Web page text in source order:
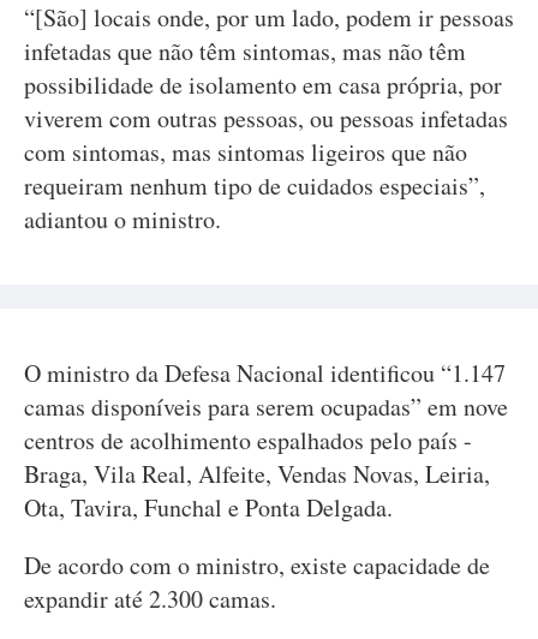
“[São] locais onde, por um lado, podem ir pessoas
infetadas que não têm sintomas, mas não têm
possibilidade de isolamento em casa própria, por
viverem com outras pessoas, ou pessoas infetadas
com sintomas, mas sintomas ligeiros que não
requeiram nenhum tipo de cuidados especiais”,
adiantou o ministro.
O ministro da Defesa Nacional identificou “1.147
camas disponíveis para serem ocupadas” em nove
centros de acolhimento espalhados pelo país -
Braga, Vila Real, Alfeite, Vendas Novas, Leiria,
Ota, Tavira, Funchal e Ponta Delgada.
De acordo com o ministro, existe capacidade de
expandir até 2.300 camas.